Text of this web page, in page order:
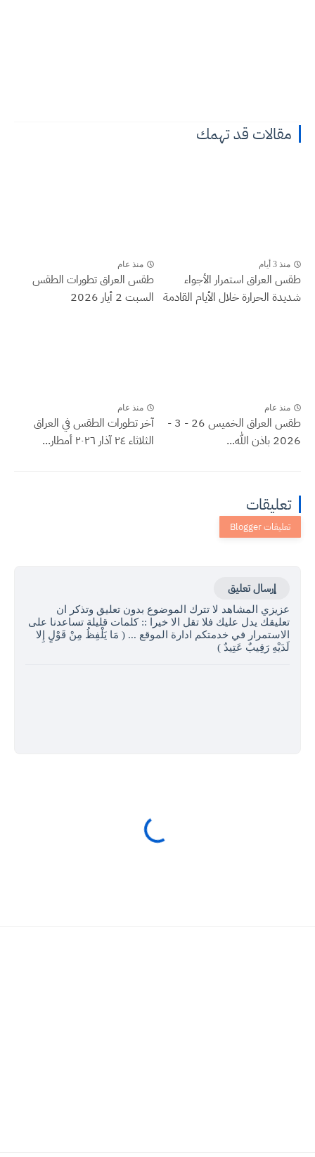
مقالات قد تهمك
منذ 3 أيام
طقس العراق ‏استمرار الأجواء
شديدة الحرارة خلال الأيام القادمة
منذ عام
طقس العراق تطورات الطقس
السبت 2 أيار 2026
منذ عام
طقس العراق الخميس 26 - 3 -
2026 باذن الله...
منذ عام
آخر تطورات الطقس في العراق
الثلاثاء ٢٤ آذار ٢٠٢٦ أمطار...
تعليقات
إرسال تعليق
عزيزي المشاهد لا تترك الموضوع بدون تعليق وتذكر ان
تعليقك يدل عليك فلا تقل الا خيرا :: كلمات قليلة تساعدنا على
الاستمرار في خدمتكم ادارة الموقع ... ( مَا يَلْفِظُ مِنْ قَوْلٍ إِلا
لَدَيْهِ رَقِيبٌ عَتِيدٌ )